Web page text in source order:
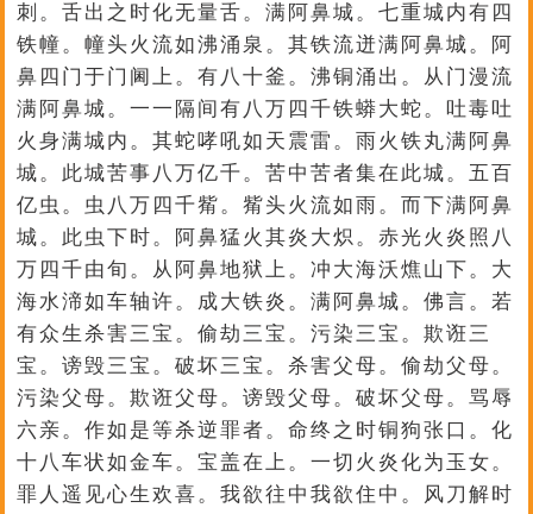
刺。舌出之时化无量舌。满阿鼻城。七重城内有四
铁幢。幢头火流如沸涌泉。其铁流迸满阿鼻城。阿
鼻四门于门阃上。有八十釜。沸铜涌出。从门漫流
满阿鼻城。一一隔间有八万四千铁蟒大蛇。吐毒吐
火身满城内。其蛇哮吼如天震雷。雨火铁丸满阿鼻
城。此城苦事八万亿千。苦中苦者集在此城。五百
亿虫。虫八万四千觜。觜头火流如雨。而下满阿鼻
城。此虫下时。阿鼻猛火其炎大炽。赤光火炎照八
万四千由旬。从阿鼻地狱上。冲大海沃燋山下。大
海水渧如车轴许。成大铁炎。满阿鼻城。佛言。若
有众生杀害三宝。偷劫三宝。污染三宝。欺诳三
宝。谤毁三宝。破坏三宝。杀害父母。偷劫父母。
污染父母。欺诳父母。谤毁父母。破坏父母。骂辱
六亲。作如是等杀逆罪者。命终之时铜狗张口。化
十八车状如金车。宝盖在上。一切火炎化为玉女。
罪人遥见心生欢喜。我欲往中我欲住中。风刀解时